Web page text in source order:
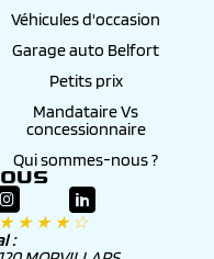
Véhicules d'occasion
Garage auto Belfort
Petits prix
Mandataire Vs
concessionnaire
Qui sommes-nous ?
★ ★ ★ ★ ☆
: